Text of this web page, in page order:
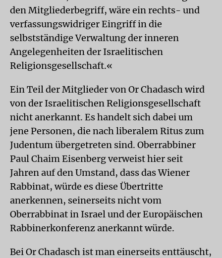
den Mitgliederbegriff, wäre ein rechts- und
verfassungswidriger Eingriff in die
selbstständige Verwaltung der inneren
Angelegenheiten der Israelitischen
Religionsgesellschaft.«
Ein Teil der Mitglieder von Or Chadasch wird
von der Israelitischen Religionsgesellschaft
nicht anerkannt. Es handelt sich dabei um
jene Personen, die nach liberalem Ritus zum
Judentum übergetreten sind. Oberrabbiner
Paul Chaim Eisenberg verweist hier seit
Jahren auf den Umstand, dass das Wiener
Rabbinat, würde es diese Übertritte
anerkennen, seinerseits nicht vom
Oberrabbinat in Israel und der Europäischen
Rabbinerkonferenz anerkannt würde.
Bei Or Chadasch ist man einerseits enttäuscht,